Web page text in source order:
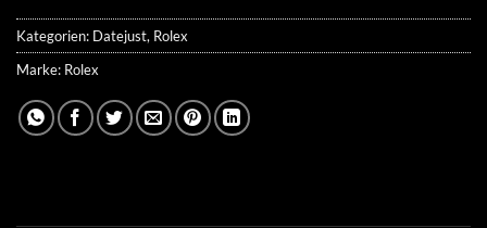
Kategorien: Datejust, Rolex
Marke: Rolex